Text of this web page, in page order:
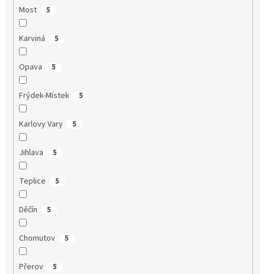
Most 5
Karviná 5
Opava 5
Frýdek-Místek 5
Karlovy Vary 5
Jihlava 5
Teplice 5
Děčín 5
Chomutov 5
Přerov 5